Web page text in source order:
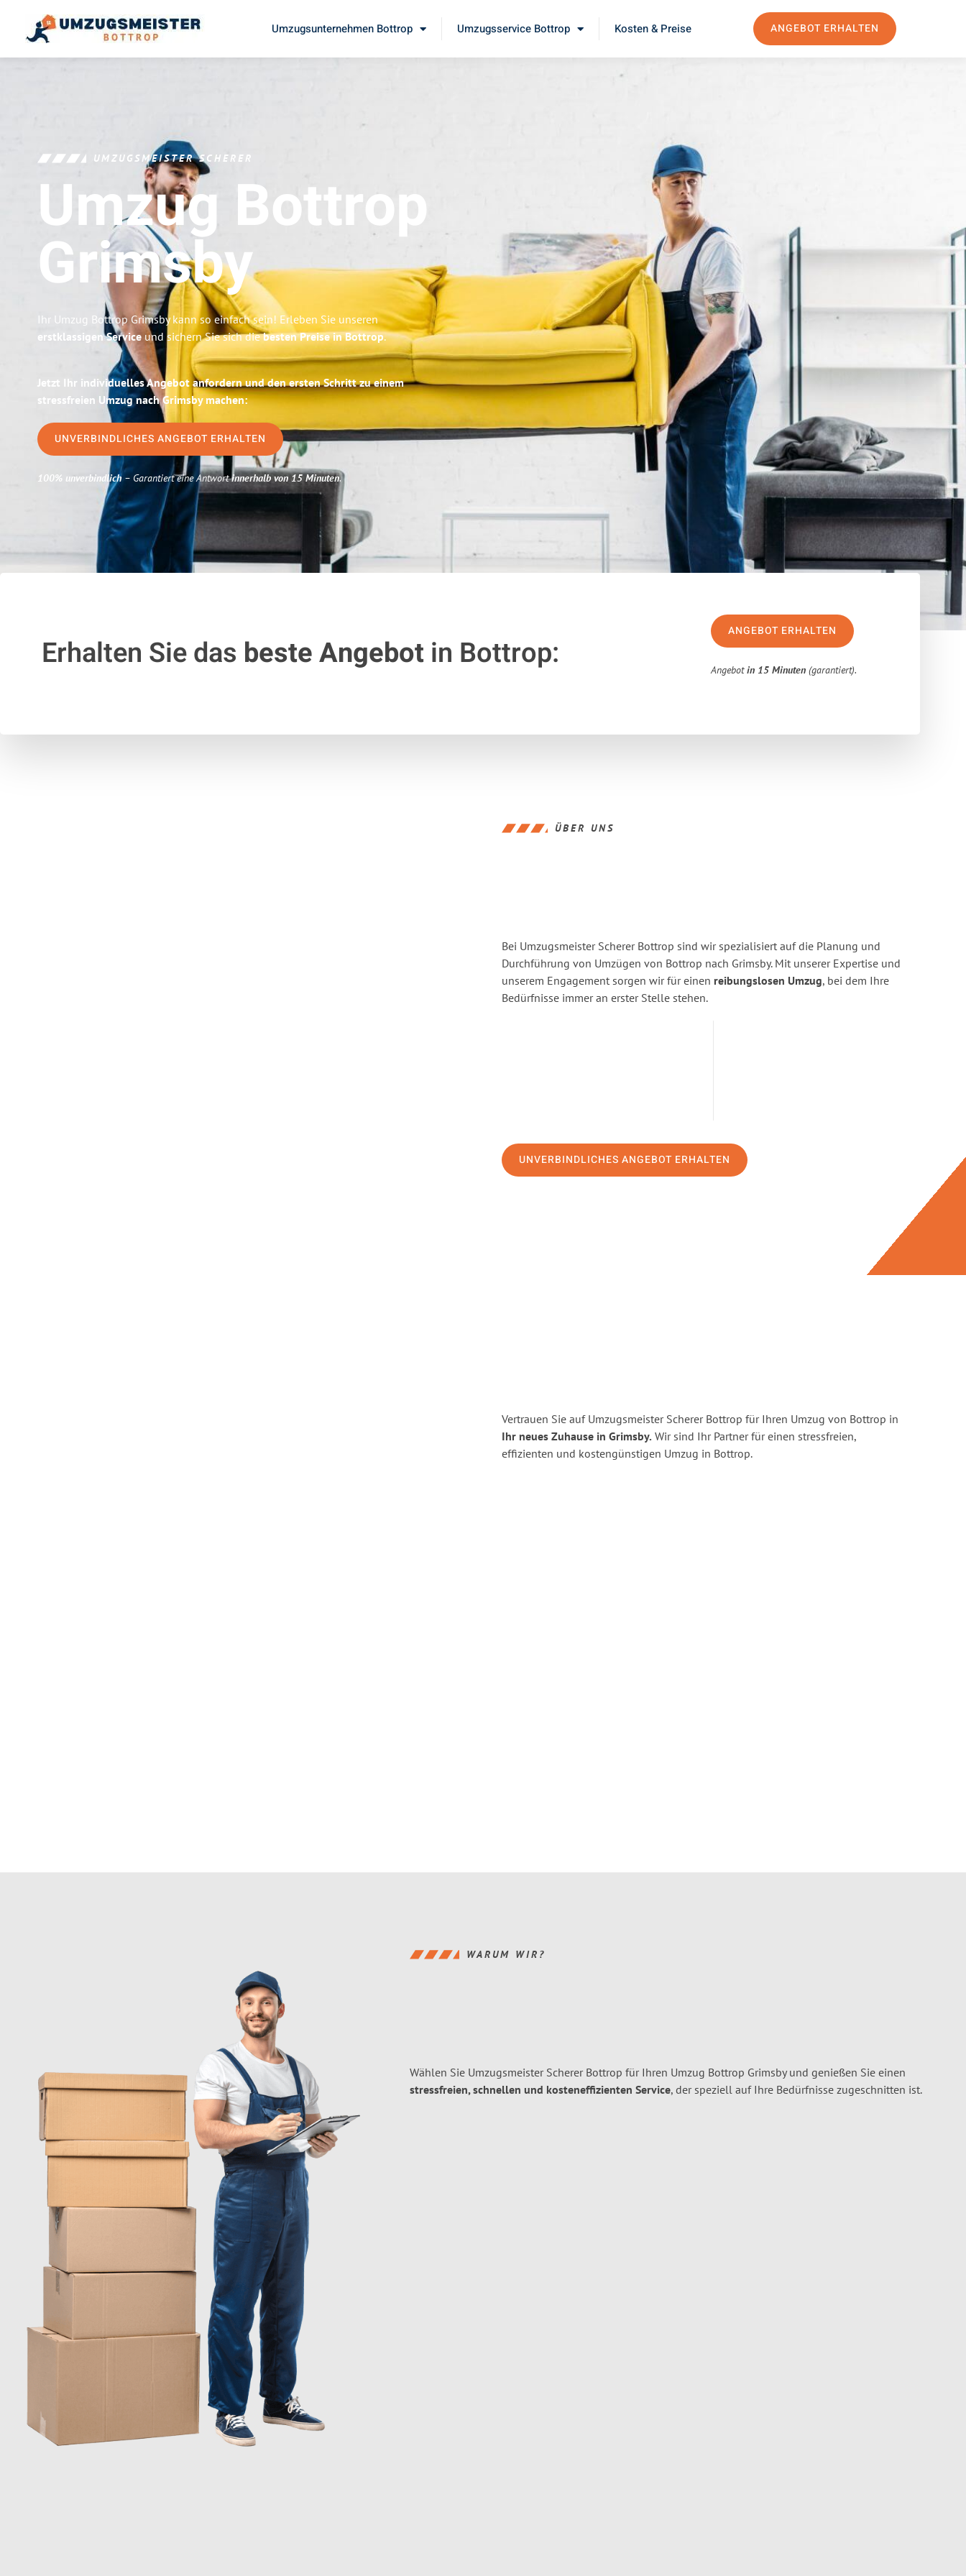
Umzugsunternehmen Bottrop Umzugsservice Bottrop Kosten & Preise ANGEBOT ERHALTEN
UMZUGSMEISTER SCHERER
Umzug Bottrop
Grimsby
Ihr Umzug Bottrop Grimsby kann so einfach sein! Erleben Sie unseren
erstklassigen Service und sichern Sie sich diebesten Preise in Bottrop.
Jetzt Ihr individuelles Angebot anfordern und den ersten Schritt zu einem
stressfreien Umzug nach Grimsby machen:
UNVERBINDLICHES ANGEBOT ERHALTEN
100% unverbindlich– Garantiert eine Antwortinnerhalb von 15 Minuten.
Erhalten Sie das beste Angebotin Bottrop:
ANGEBOT ERHALTEN
Angebotin 15 Minuten (garantiert).
ÜBER UNS
Bei Umzugsmeister Scherer Bottrop sind wir spezialisiert auf die Planung und
Durchführung von Umzügen von Bottrop nach Grimsby. Mit unserer Expertise und
unserem Engagement sorgen wir für einen reibungslosen Umzug, bei dem Ihre
Bedürfnisse immer an erster Stelle stehen.
UNVERBINDLICHES ANGEBOT ERHALTEN
Vertrauen Sie auf Umzugsmeister Scherer Bottrop für Ihren Umzug von Bottrop in
Ihr neues Zuhause in Grimsby. Wir sind Ihr Partner für einen stressfreien,
effizienten und kostengünstigen Umzug in Bottrop.
WARUM WIR?
Wählen Sie Umzugsmeister Scherer Bottrop für Ihren Umzug Bottrop Grimsby und genießen Sie einen
stressfreien, schnellen und kosteneffizienten Service, der speziell auf Ihre Bedürfnisse zugeschnitten ist.